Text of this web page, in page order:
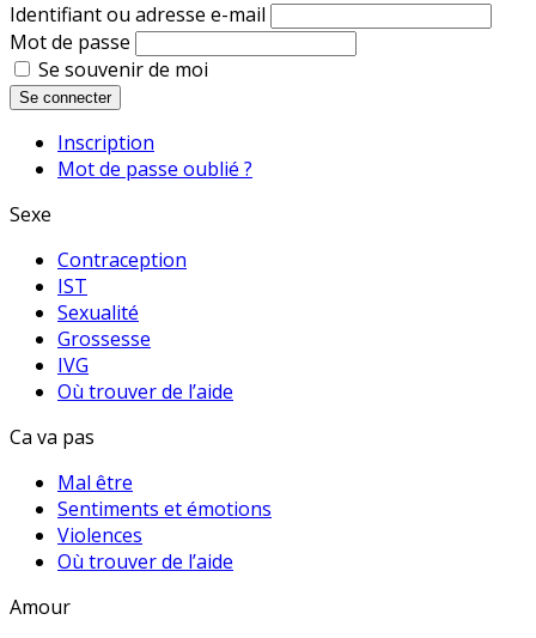
Identifiant ou adresse e-mail
Mot de passe
Se souvenir de moi
Se connecter
Inscription
Mot de passe oublié ?
Sexe
Contraception
IST
Sexualité
Grossesse
IVG
Où trouver de l’aide
Ca va pas
Mal être
Sentiments et émotions
Violences
Où trouver de l’aide
Amour